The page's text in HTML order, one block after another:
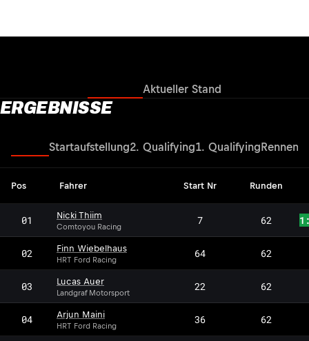
Aktueller Stand
ERGEBNISSE
Startaufstellung2. Qualifying1. QualifyingRennen
Pos Fahrer Start Nr Runden
01 Nicki Thiim
Comtoyou Racing 7 62
02 Finn Wiebelhaus
HRT Ford Racing 64 62
03 Lucas Auer
Landgraf Motorsport 22 62
04 Arjun Maini
HRT Ford Racing 36 62